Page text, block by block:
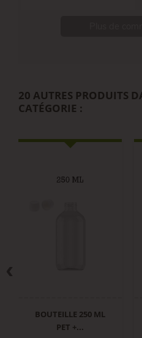
20 AUTRES PRODUITS
CATÉGORIE :
BOUTEILLE 250 ML
PET +...